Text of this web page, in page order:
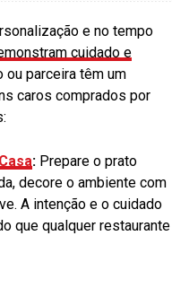
e no tempo
cuidado e
parceira têm um
caros comprados por
:Prepare o prato
decore o ambiente com
A intenção e o cuidado
que qualquer restaurante